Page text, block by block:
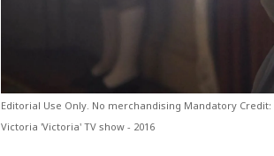
Editorial Use Only. No merchandising Mandatory Credit:
Victoria 'Victoria' TV show - 2016